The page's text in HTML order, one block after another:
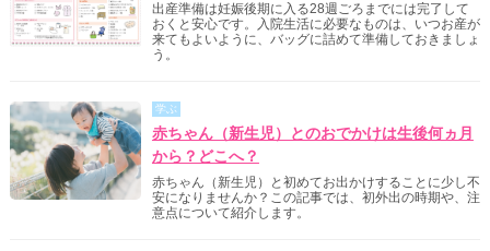
出産準備は妊娠後期に入る28週ごろまでには完了して
おくと安心です。入院生活に必要なものは、いつお産が
来てもよいように、バッグに詰めて準備しておきましょ
う。
学ぶ
赤ちゃん（新生児）とのおでかけは生後何ヵ月
から？どこへ？
赤ちゃん（新生児）と初めてお出かけすることに少し不
安になりませんか？この記事では、初外出の時期や、注
意点について紹介します。